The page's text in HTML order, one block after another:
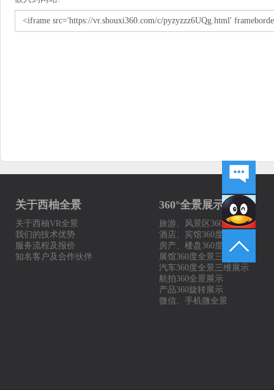
关于西柚全景
关于西柚VR全景
我们的技术优势
服务流程及报价
知名客户及合作伙伴
360°全景展示案例
旅游、风景区360度全景
酒店、宾馆360度展示
房产、楼盘360度全景
展馆360度全景三维展示
汽车360度全景三维展示
航拍360全景展示
产品360旋转展示
微信、手机微全景